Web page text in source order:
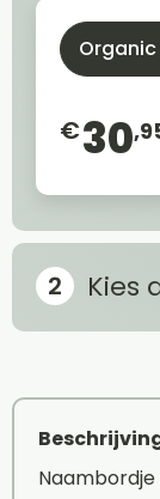
€30
Kies